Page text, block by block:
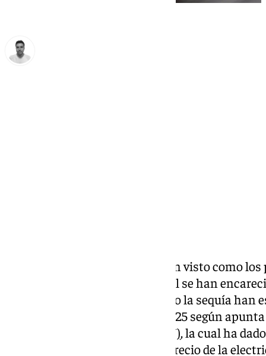
Desde 2021, los malagueños han visto como
combustible, y la vida en general se han
la guerra entre Rusia y Ucrania o la sequía han
subidas, que continuarán en 2025 según
Consumidores y Usuarios (OCU), la cual ha
cinturones ante la crecida del precio de la